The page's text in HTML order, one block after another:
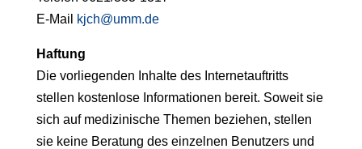
E-Mail
kjch@umm.de
Haftung
Die vorliegenden Inhalte des Internetauftritts
stellen kostenlose Informationen bereit. Soweit sie
sich auf medizinische Themen beziehen, stellen
sie keine Beratung des einzelnen Benutzers und